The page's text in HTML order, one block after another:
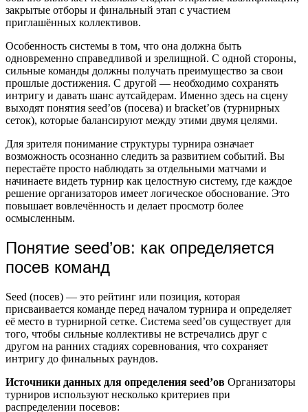
закрытые отборы и финальный этап с участием
приглашённых коллективов.
Особенность системы в том, что она должна быть
одновременно справедливой и зрелищной. С одной стороны,
сильные команды должны получать преимущество за свои
прошлые достижения. С другой — необходимо сохранять
интригу и давать шанс аутсайдерам. Именно здесь на сцену
выходят понятия seed’ов (посева) и bracket’ов (турнирных
сеток), которые балансируют между этими двумя целями.
Для зрителя понимание структуры турнира означает
возможность осознанно следить за развитием событий. Вы
перестаёте просто наблюдать за отдельными матчами и
начинаете видеть турнир как целостную систему, где каждое
решение организаторов имеет логическое обоснование. Это
повышает вовлечённость и делает просмотр более
осмысленным.
Понятие seed’ов: как определяется
посев команд
Seed (посев) — это рейтинг или позиция, которая
присваивается команде перед началом турнира и определяет
её место в турнирной сетке. Система seed’ов существует для
того, чтобы сильные коллективы не встречались друг с
другом на ранних стадиях соревнования, что сохраняет
интригу до финальных раундов.
Источники данных для определения seed’ов Организаторы
турниров используют несколько критериев при
распределении посевов: